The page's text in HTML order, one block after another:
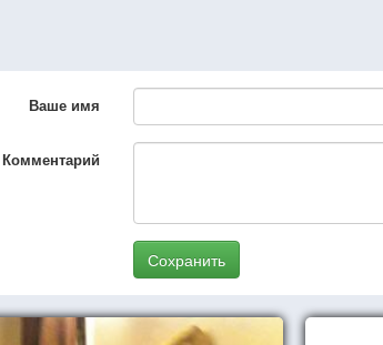
Ваше имя
Комментарий
Сохранить